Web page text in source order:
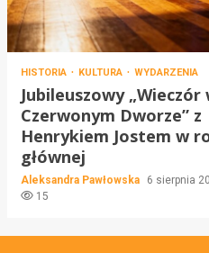
HISTORIA KULTURA WYDARZENIA
Jubileuszowy „Wieczór
Czerwonym Dworze” z
Henrykiem Jostem w
głównej
Aleksandra Pawłowska
6 sierpnia
15